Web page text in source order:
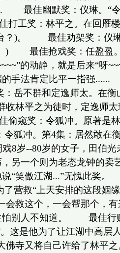
最佳幽默奖：仪琳。“令
奖：林平之。在回雁楼
？)。 最佳劝架奖：仪琳
。) 最佳抢戏奖：任盈
的动静，就是后来“
的手法肯定比平一指强
不群和定逸师太。在衡
收林平之为徒时，定逸师
窥奖：令狐冲。原著是林
冲。第4集：居然敢在衡
戏8岁--80岁的女子，田
，另一个则为老态龙钟
说“笑傲江湖...”无愧此奖
救“上天安排的这段姻
会救这个，一会帮那个
怕别人不知道。 最佳行
。这是他为了让江湖中高
佛寺又将自己许给了林